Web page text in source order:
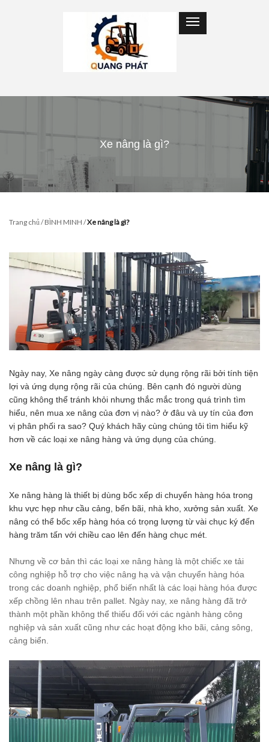
Xe nâng là gì?
Trang chủ/BÌNH MINH /Xe nâng là gì?
Ngày nay, Xe nâng ngày càng được sử dụng rộng rãi bởi tính tiện
lợi và ứng dụng rộng rãi của chúng. Bên cạnh đó người dùng
cũng không thể tránh khỏi nhưng thắc mắc trong quá trình tìm
hiểu, nên mua xe nâng của đơn vị nào? ở đâu và uy tín của đơn
vị phân phối ra sao? Quý khách hãy cùng chúng tôi tìm hiểu kỹ
hơn về các loại xe nâng hàng và ứng dụng của chúng.
Xe nâng là gì?
Xe nâng hàng là thiết bị dùng bốc xếp di chuyển hàng hóa trong
khu vực hẹp như cầu cảng, bến bãi, nhà kho, xưởng sản xuất. Xe
nâng có thể bốc xếp hàng hóa có trọng lượng từ vài chục ký đến
hàng trăm tấn với chiều cao lên đến hàng chục mét.
Nhưng về cơ bản thì các loại xe nâng hàng là một chiếc xe tải
công nghiệp hỗ trợ cho việc nâng hạ và vận chuyển hàng hóa
trong các doanh nghiệp, phổ biến nhất là các loại hàng hóa được
xếp chồng lên nhau trên pallet. Ngày nay, xe nâng hàng đã trở
thành một phần không thể thiếu đối với các ngành hàng công
nghiệp và sản xuất cũng như các hoạt động kho bãi, cảng sông,
cảng biển.